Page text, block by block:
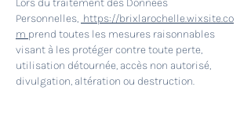
Lors du traitement des Données
Personnelles, https://brixlarochelle.wixsite.co
m prend toutes les mesures raisonnables
visant à les protéger contre toute perte,
utilisation détournée, accès non autorisé,
divulgation, altération ou destruction.